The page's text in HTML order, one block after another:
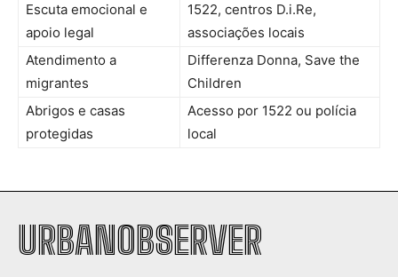
Escuta emocional e
apoio legal
1522, centros D.i.Re,
associações locais
Atendimento a
migrantes
Differenza Donna, Save the
Children
Abrigos e casas
protegidas
Acesso por 1522 ou polícia
local
URBANOBSERVER